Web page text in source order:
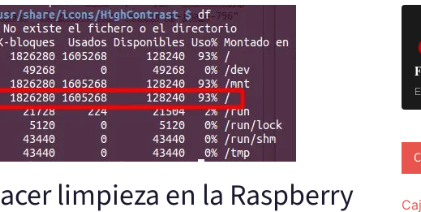
limpieza en la Raspberry